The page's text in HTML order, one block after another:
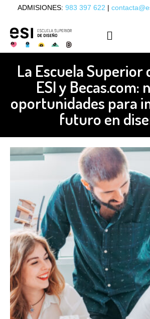
ADMISIONES: 983 397 622 |
La Escuela Superior
ESI y Becas.com:
oportunidades para
futuro en